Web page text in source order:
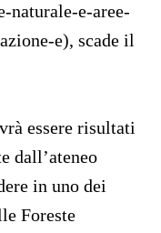
naturale-e-aree-
e), scade il
essere risultati
dall’ateneo
in uno dei
Foreste